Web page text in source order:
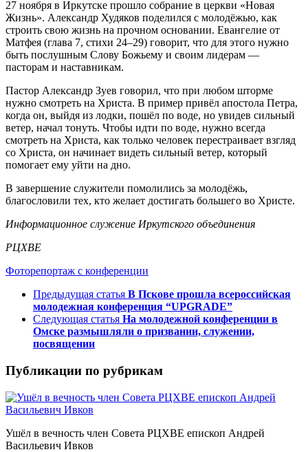
27 ноября в Иркутске прошло собрание в церкви «Новая
Жизнь». Александр Худяков поделился с молодёжью, как
строить свою жизнь на прочном основании. Евангелие от
Матфея (глава 7, стихи 24–29) говорит, что для этого нужно
быть послушным Слову Божьему и своим лидерам —
пасторам и наставникам.
Пастор Александр Зуев говорил, что при любом шторме
нужно смотреть на Христа. В пример привёл апостола Петра,
когда он, выйдя из лодки, пошёл по воде, но увидев сильный
ветер, начал тонуть. Чтобы идти по воде, нужно всегда
смотреть на Христа, как только человек перестраивает взгляд
со Христа, он начинает видеть сильный ветер, который
помогает ему уйти на дно.
В завершение служители помолились за молодёжь,
благословили тех, кто желает достигать большего во Христе.
Информационное служение Иркутского объединения
РЦХВЕ
Фоторепортаж с конференции
Предыдущая статья В Пскове прошла всероссийская
молодежная конференция “UPGRADE”
Следующая статья На молодежной конференции в
Омске размышляли о призвании, служении,
посвящении
Публикации по рубрикам
Ушёл в вечность член Совета РЦХВЕ епископ Андрей
Васильевич Ивков